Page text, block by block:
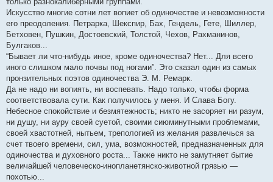
Искусство многие сотни лет вопиет об одиночестве и невозможности
его преодоления. Петрарка, Шекспир, Бах, Гендель, Гете, Шиллер,
Бетховен, Пушкин, Достоевский, Толстой, Чехов, Рахманинов,
Булгаков...
“Бывает ли что-нибудь иное, кроме одиночества? Нет... Для всего
иного слишком мало почвы под ногами”. Это сказал один из самых
пронзительных поэтов одиночества Э. М. Ремарк.
Да не надо ни вопиять, ни воспевать. Надо только, чтобы форма
соответствовала сути. Как получилось у меня. И Слава Богу.
Небесное спокойствие и безмятежность; никто не засоряет ни разум,
ни душу, ни ауру своей суетой, своими сиюминутными проблемами,
своей хвастотней, нытьем, трепологией из желания развлечься за
счет твоего времени, сил, ума, возможностей, предназначенных для
одиночества и духовного роста... Также никто не замутняет бытие
величайшей человеческо-инопланетянско-животной грязью —
похотью...